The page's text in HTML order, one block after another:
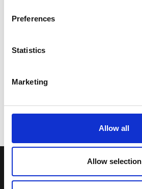
Preferences
Statistics
Marketing
Allow all
Allow selection
LA NOSTRA MISSION